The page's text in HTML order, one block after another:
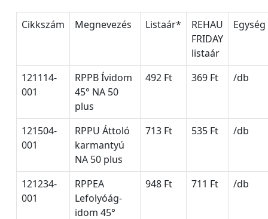
Cikkszám Megnevezés Listaár*
REHAU
FRIDAY
listaár
Egység
121114-
001
RPPB Ívidom
45° NA 50
plus
492 Ft 369 Ft /db
121504-
001
RPPU Áttoló
karmantyú
NA 50 plus
713 Ft 535 Ft /db
121234-
001
RPPEA
Lefolyóág-
idom 45°
948 Ft 711 Ft /db